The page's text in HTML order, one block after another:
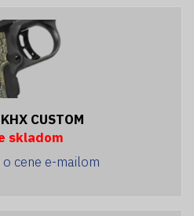
CUSTOM
skladom
cene e-mailom